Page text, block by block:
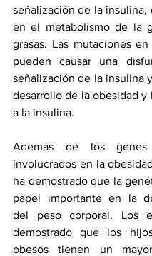
señalización de la insulina,
en el metabolismo de la
grasas. Las mutaciones
pueden causar una
señalización de la insulina
desarrollo de la obesidad y
a la insulina.
Además de los genes
involucrados en la
ha demostrado que la
papel importante en la
del peso corporal. Los
demostrado que los
obesos tienen un